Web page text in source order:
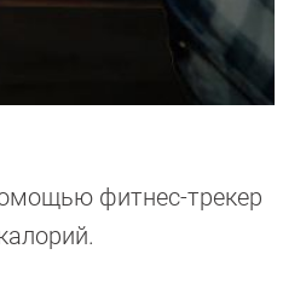
фитнес-трекер